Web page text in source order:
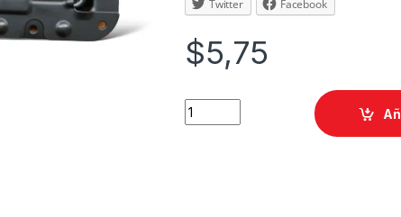
Twitter Facebook
$5,75